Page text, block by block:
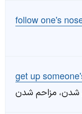
follow one's
get up
شدن، مزاحم شدن